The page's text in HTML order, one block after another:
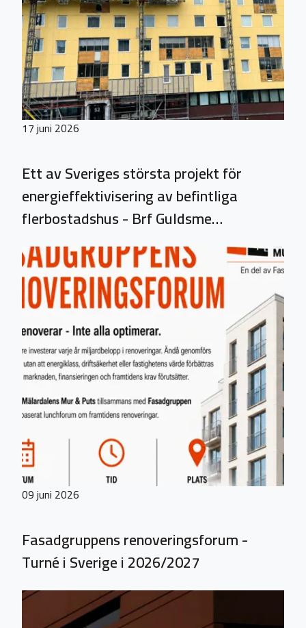
17 juni 2026
Ett av Sveriges största projekt för
energieffektivisering av befintliga
flerbostadshus - Brf Guldsme…
09 juni 2026
Fasadgruppens renoveringsforum -
Turné i Sverige i 2026/2027